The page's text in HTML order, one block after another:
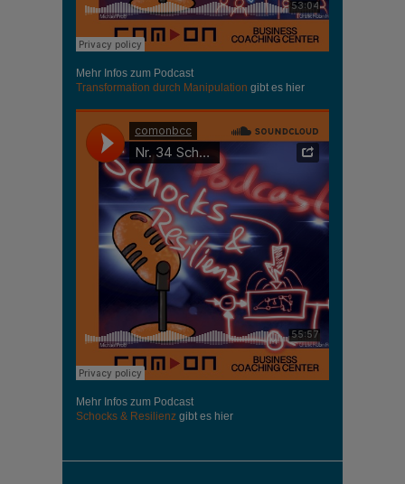
Mehr Infos zum Podcast
Transformation durch Manipulation gibt es hier
Mehr Infos zum Podcast
Schocks & Resilienz gibt es hier